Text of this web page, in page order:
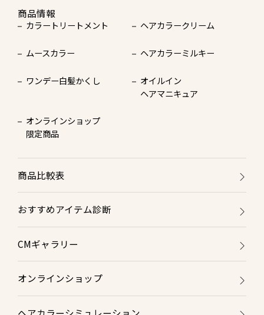
商品情報
カラートリートメント ヘアカラークリーム
ムースカラー ヘアカラーミルキー
ワンデー白髪かくし
オイルイン
ヘアマニキュア
オンラインショップ
限定商品
商品比較表
おすすめアイテム診断
CMギャラリー
オンラインショップ